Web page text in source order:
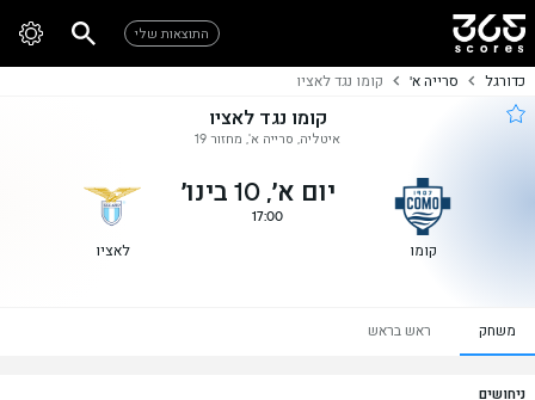
התוצאות שלי
כדורגל סרייה א' קומו נגד לאציו
קומו נגד לאציו
איטליה, סרייה א', מחזור 19
קומו
יום א׳, 10 בינו׳
17:00
לאציו
משחק ראש בראש
ניחושים